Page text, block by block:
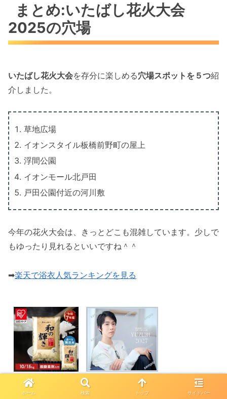
まとめ:いたばし花火大会
2025の穴場
いたばし花火大会を存分に楽しめる穴場スポットを５つ紹
介しました。
草地広場
イオンスタイル板橋前野町の屋上
浮間公園
イオンモール北戸田
戸田公園付近の河川敷
今年の花火大会は、きっとどこも混雑しています。少しで
もゆったり見れるといいですね＾＾
➡楽天で浴衣人気ランキングを見る
ホーム 検索 トップ サイドバー